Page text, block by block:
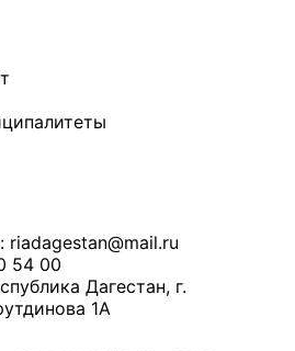
riadagestan@mail.ru
54 00
Дагестан, г.
1А